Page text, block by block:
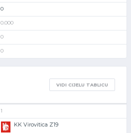
0
0.000
0
0
VIDI CIJELU TABLICU
1
KK Virovitica Z19